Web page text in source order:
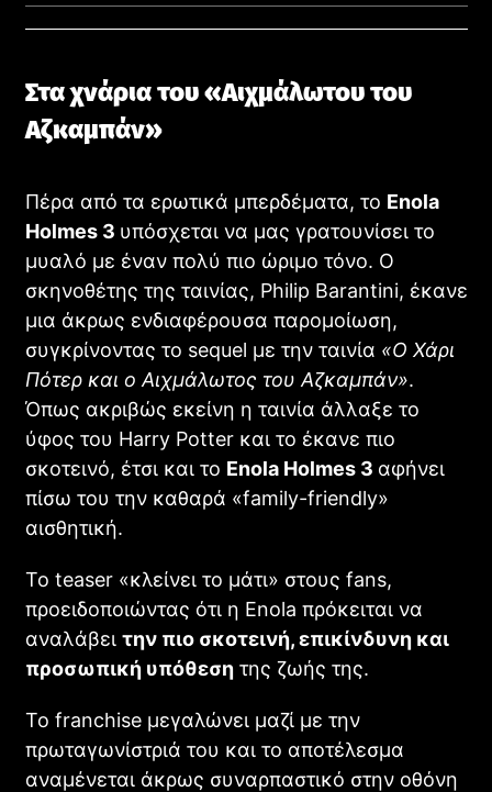
Στα χνάρια του «Αιχμάλωτου του
Αζκαμπάν»
Πέρα από τα ερωτικά μπερδέματα, το Enola
Holmes 3 υπόσχεται να μας γρατουνίσει το
μυαλό με έναν πολύ πιο ώριμο τόνο. Ο
σκηνοθέτης της ταινίας, Philip Barantini, έκανε
μια άκρως ενδιαφέρουσα παρομοίωση,
συγκρίνοντας το sequel με την ταινία «Ο Χάρι
Πότερ και ο Αιχμάλωτος του Αζκαμπάν».
Όπως ακριβώς εκείνη η ταινία άλλαξε το
ύφος του Harry Potter και το έκανε πιο
σκοτεινό, έτσι και το Enola Holmes 3 αφήνει
πίσω του την καθαρά «family-friendly»
αισθητική.
Το teaser «κλείνει το μάτι» στους fans,
προειδοποιώντας ότι η Enola πρόκειται να
αναλάβει την πιο σκοτεινή, επικίνδυνη και
προσωπική υπόθεσητης ζωής της.
Το franchise μεγαλώνει μαζί με την
πρωταγωνίστριά του και το αποτέλεσμα
αναμένεται άκρως συναρπαστικό στην οθόνη